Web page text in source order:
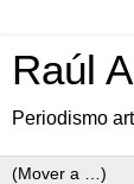
Raúl
Periodismo